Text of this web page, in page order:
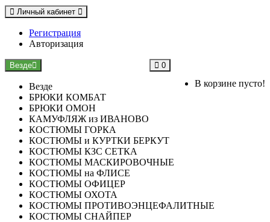
Личный кабинет
Регистрация
Авторизация
0
В корзине пусто!
Везде
Везде
БРЮКИ КОМБАТ
БРЮКИ ОМОН
КАМУФЛЯЖ из ИВАНОВО
КОСТЮМЫ ГОРКА
КОСТЮМЫ и КУРТКИ БЕРКУТ
КОСТЮМЫ КЗС СЕТКА
КОСТЮМЫ МАСКИРОВОЧНЫЕ
КОСТЮМЫ на ФЛИСЕ
КОСТЮМЫ ОФИЦЕР
КОСТЮМЫ ОХОТА
КОСТЮМЫ ПРОТИВОЭНЦЕФАЛИТНЫЕ
КОСТЮМЫ СНАЙПЕР